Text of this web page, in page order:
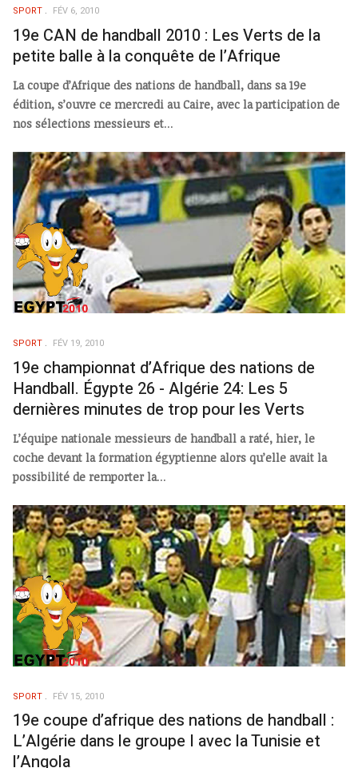
SPORT FÉV 6, 2010
19e CAN de handball 2010 : Les Verts de la
petite balle à la conquête de l’Afrique
La coupe d’Afrique des nations de handball, dans sa 19e
édition, s’ouvre ce mercredi au Caire, avec la participation de
nos sélections messieurs et...
SPORT FÉV 19, 2010
19e championnat d’Afrique des nations de
Handball. Égypte 26 - Algérie 24: Les 5
dernières minutes de trop pour les Verts
L’équipe nationale messieurs de handball a raté, hier, le
coche devant la formation égyptienne alors qu’elle avait la
possibilité de remporter la...
SPORT FÉV 15, 2010
19e coupe d’afrique des nations de handball :
L’Algérie dans le groupe I avec la Tunisie et
l’Angola